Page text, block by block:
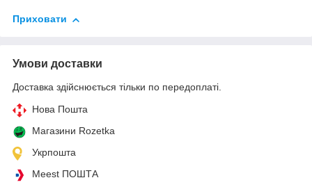
Приховати
Умови доставки
Доставка здійснюється тільки по передоплаті.
Нова Пошта
Магазини Rozetka
Укрпошта
Meest ПОШТА